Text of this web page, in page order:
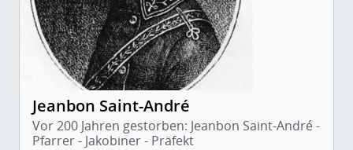
Jeanbon Saint-André
Vor 200 Jahren gestorben: Jeanbon Saint-André -
Pfarrer - Jakobiner - Präfekt